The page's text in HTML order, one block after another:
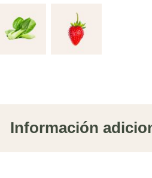
Información